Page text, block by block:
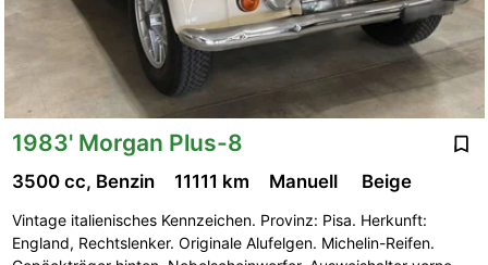
1983' Morgan Plus-8
3500 cc, Benzin 11111 km Manuell Beige
Vintage italienisches Kennzeichen. Provinz: Pisa. Herkunft:
England, Rechtslenker. Originale Alufelgen. Michelin-Reifen.